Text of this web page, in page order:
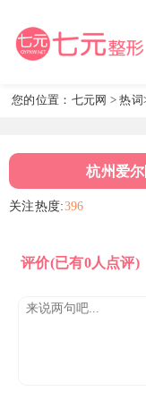
您的位置： 七元网 >热词
杭州爱
关注热度:396
评价(已有0人点评)